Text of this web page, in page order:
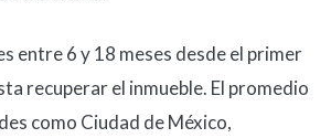
entre 6 y 18 meses desde el primer
recuperar el inmueble. El promedio
como Ciudad de México,